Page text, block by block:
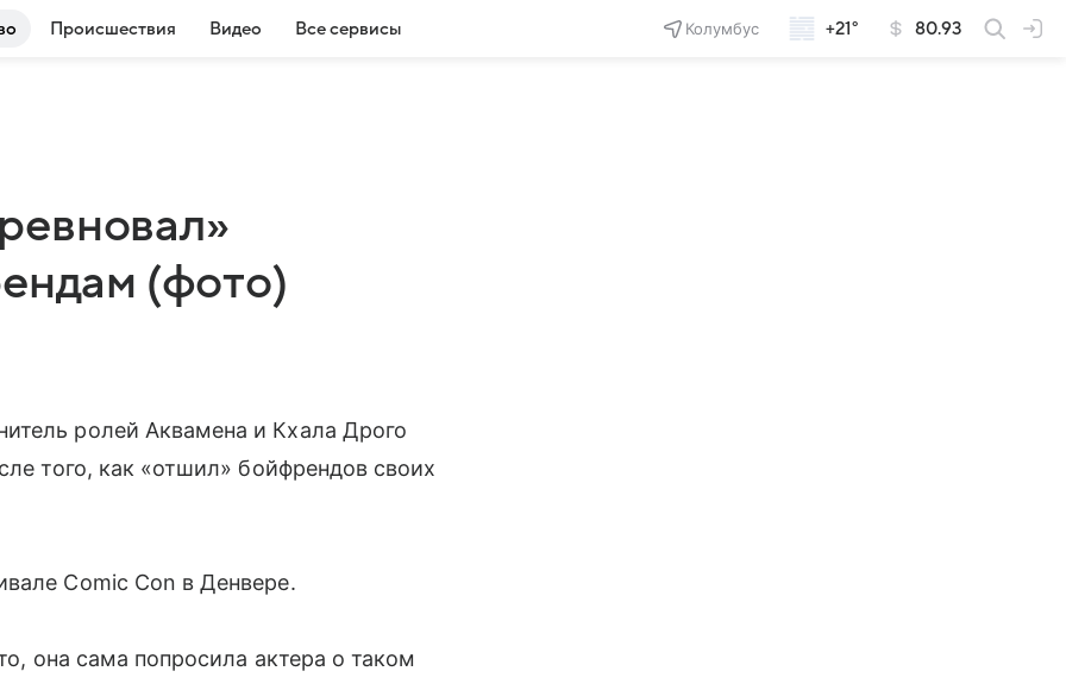
Происшествия Видео Все сервисы Колумбус +21° 80.93
(фото)
ролей Аквамена и Кхала Дрого
того, как «отшил» бойфрендов своих
Comic Con в Денвере.
она сама попросила актера о таком